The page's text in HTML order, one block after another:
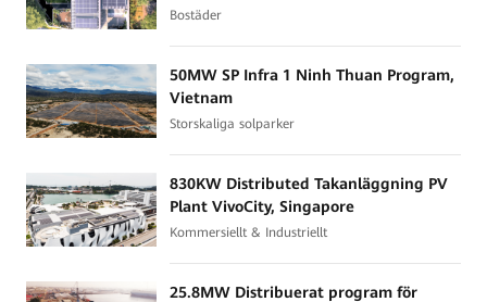
Bostäder
50MW SP Infra 1 Ninh Thuan Program,
Vietnam
Storskaliga solparker
830KW Distributed Takanläggning PV
Plant VivoCity, Singapore
Kommersiellt & Industriellt
25.8MW Distribuerat program för